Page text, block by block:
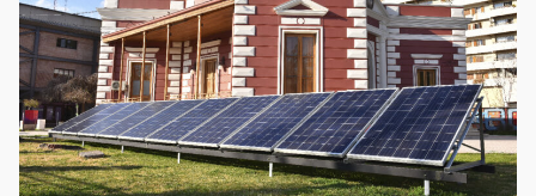
b
o
o
k
r
A
p
p